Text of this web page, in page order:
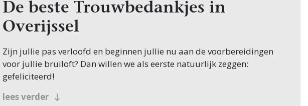
De beste Trouwbedankjes in
Overijssel
Zijn jullie pas verloofd en beginnen jullie nu aan de voorbereidingen
voor jullie bruiloft? Dan willen we als eerste natuurlijk zeggen:
gefeliciteerd!
Veel bruidsparen beginnen hun zoektocht naar Trouwbedankjes, en
lees verder